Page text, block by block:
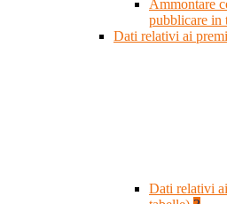
Ammontare
pubblicare in
Dati relativi ai premi
Dati relativi